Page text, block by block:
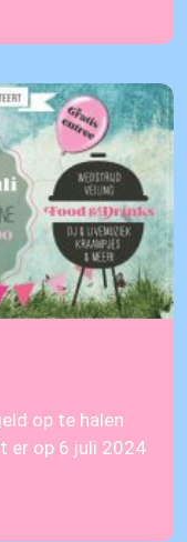
op te halen
er op 6 juli 2024